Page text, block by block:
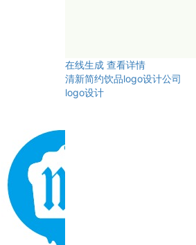
在线生成 查看详情
清新简约饮品logo设计公司
logo设计